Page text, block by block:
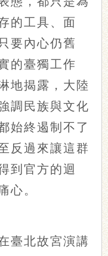
的工具、面
要內心仍舊
的臺獨工作
地揭露，大陸
調民族與文化
始終遏制不了
反過來讓這群
到官方的迴
心。
臺北故宮演講